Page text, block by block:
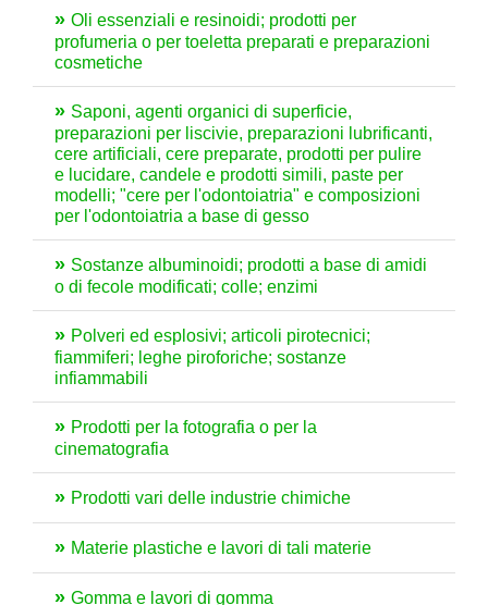
Oli essenziali e resinoidi; prodotti per
profumeria o per toeletta preparati e preparazioni
cosmetiche
Saponi, agenti organici di superficie,
preparazioni per liscivie, preparazioni lubrificanti,
cere artificiali, cere preparate, prodotti per pulire
e lucidare, candele e prodotti simili, paste per
modelli; "cere per l'odontoiatria" e composizioni
per l'odontoiatria a base di gesso
Sostanze albuminoidi; prodotti a base di amidi
o di fecole modificati; colle; enzimi
Polveri ed esplosivi; articoli pirotecnici;
fiammiferi; leghe piroforiche; sostanze
infiammabili
Prodotti per la fotografia o per la
cinematografia
Prodotti vari delle industrie chimiche
Materie plastiche e lavori di tali materie
Gomma e lavori di gomma